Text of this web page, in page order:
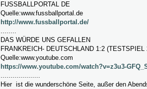
FUSSBALLPORTAL DE
Quelle:www.fussballportal.de
http://www.fussballportal.de/
........
DAS WÜRDE UNS GEFALLEN
FRANKREICH- DEUTSCHLAND 1:2 (TESTSPIEL
Quelle:www.youtube.com
https://www.youtube.com/watch?v=z3u3-
....................
Hier ist die wunderschöne Seite, außer den